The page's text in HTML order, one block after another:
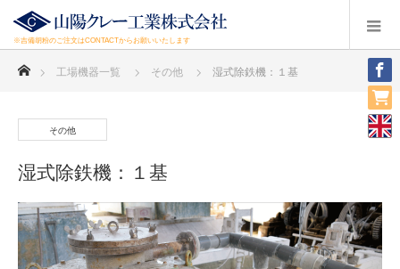
※吉備胡粉のご注文はCONTACTからお願いいたします
ホーム
工場機器一覧 その他 湿式除鉄機：１基
その他
湿式除鉄機：１基